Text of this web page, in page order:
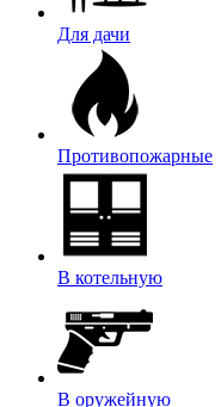
Для дачи
Противопожарные
В котельную
В оружейную